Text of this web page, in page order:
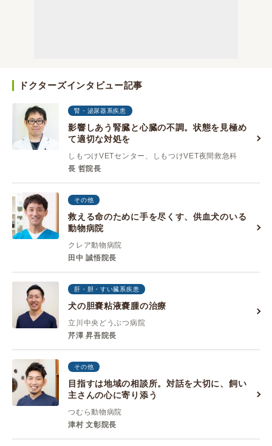
ドクターズインタビュー記事
腎・泌尿器系疾患
影響しあう腎臓と心臓の不調。状態を見極め
て適切な対処を
しもつけVETセンター、しもつけVET夜間救急科
長 哲院長
その他
救える命のために手を尽くす、供血犬のいる
動物病院
クレア動物病院
田中 誠悟院長
肝・胆・すい臓系疾患
犬の胆嚢粘液嚢腫の治療
立川中央どうぶつ病院
芹澤 昇吾院長
その他
目指すは地域の相談所。対話を大切に、飼い
主さんの心に寄り添う
つむら動物病院
津村 文彰院長